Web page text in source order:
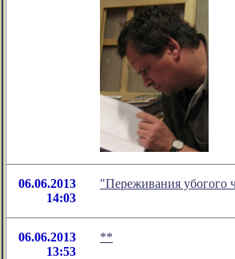
06.06.2013
14:03
"Переживания убогого
06.06.2013
13:53
**